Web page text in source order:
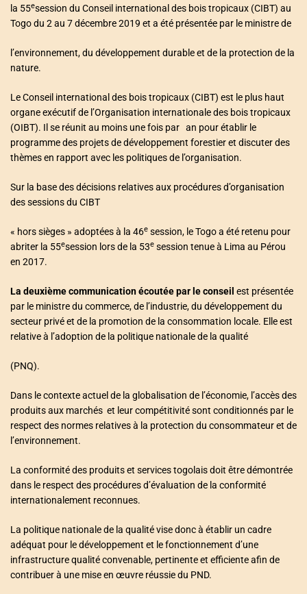
la 55esession du Conseil international des bois tropicaux (CIBT) au
Togo du 2 au 7 décembre 2019 et a été présentée par le ministre de
l’environnement, du développement durable et de la protection de la
nature.
Le Conseil international des bois tropicaux (CIBT) est le plus haut
organe exécutif de l’Organisation internationale des bois tropicaux
(OIBT). Il se réunit au moins une fois par an pour établir le
programme des projets de développement forestier et discuter des
thèmes en rapport avec les politiques de l’organisation.
Sur la base des décisions relatives aux procédures d’organisation
des sessions du CIBT
« hors sièges » adoptées à la 46e session, le Togo a été retenu pour
abriter la 55esession lors de la 53e session tenue à Lima au Pérou
en 2017.
La deuxième communication écoutée par le conseil est présentée
par le ministre du commerce, de l’industrie, du développement du
secteur privé et de la promotion de la consommation locale. Elle est
relative à l’adoption de la politique nationale de la qualité
(PNQ).
Dans le contexte actuel de la globalisation de l’économie, l’accès des
produits aux marchés et leur compétitivité sont conditionnés par le
respect des normes relatives à la protection du consommateur et de
l’environnement.
La conformité des produits et services togolais doit être démontrée
dans le respect des procédures d’évaluation de la conformité
internationalement reconnues.
La politique nationale de la qualité vise donc à établir un cadre
adéquat pour le développement et le fonctionnement d’une
infrastructure qualité convenable, pertinente et efficiente afin de
contribuer à une mise en œuvre réussie du PND.